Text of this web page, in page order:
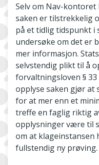
Selv om Nav-­
saken er tilstrekkelig
på et tidlig tidspunkt i
undersøke om det er
mer informasjon.
selvstendig plikt til å
forvaltningsloven §
opplyse saken gjør at
for at mer enn et
treffe en faglig riktig
opplysninger være til
om at klageinstansen
fullstendig ny prøving.